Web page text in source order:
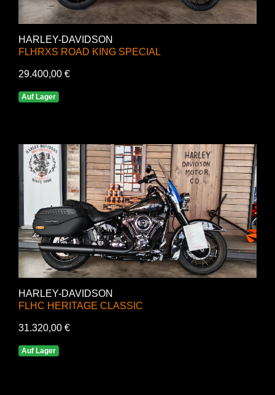
HARLEY-DAVIDSON
FLHRXS ROAD KING SPECIAL
29.400,00 €
Auf Lager
HARLEY-DAVIDSON
FLHC HERITAGE CLASSIC
31.320,00 €
Auf Lager